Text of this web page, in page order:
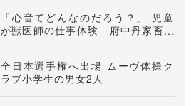
「心音てどんなのだろう？」 児童
が獣医師の仕事体験 府中丹家畜保
全日本選手権へ出場 ムーヴ体操ク
ラブ小学生の男女2人